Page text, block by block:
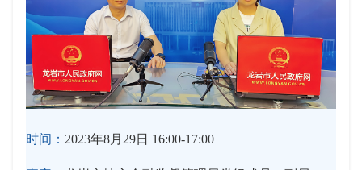
时间： 2023年8月29日 16:00-17:00